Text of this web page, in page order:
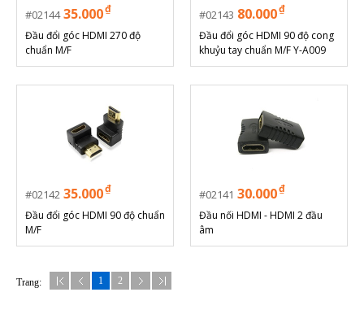
02144 35.000₫
Đầu đổi góc HDMI 270 độ
chuẩn M/F
02143 80.000₫
Đầu đổi góc HDMI 90 độ cong
khuỷu tay chuẩn M/F Y-A009
02142 35.000₫
Đầu đổi góc HDMI 90 độ chuẩn
M/F
02141 30.000₫
Đầu nối HDMI - HDMI 2 đầu
âm
Trang: 1 2